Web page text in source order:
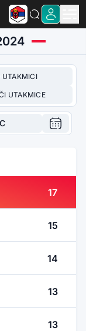
UTAKMICI
UTAKMICE
17
15
14
13
13